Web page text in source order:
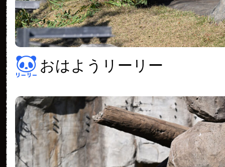
おはようリーリー